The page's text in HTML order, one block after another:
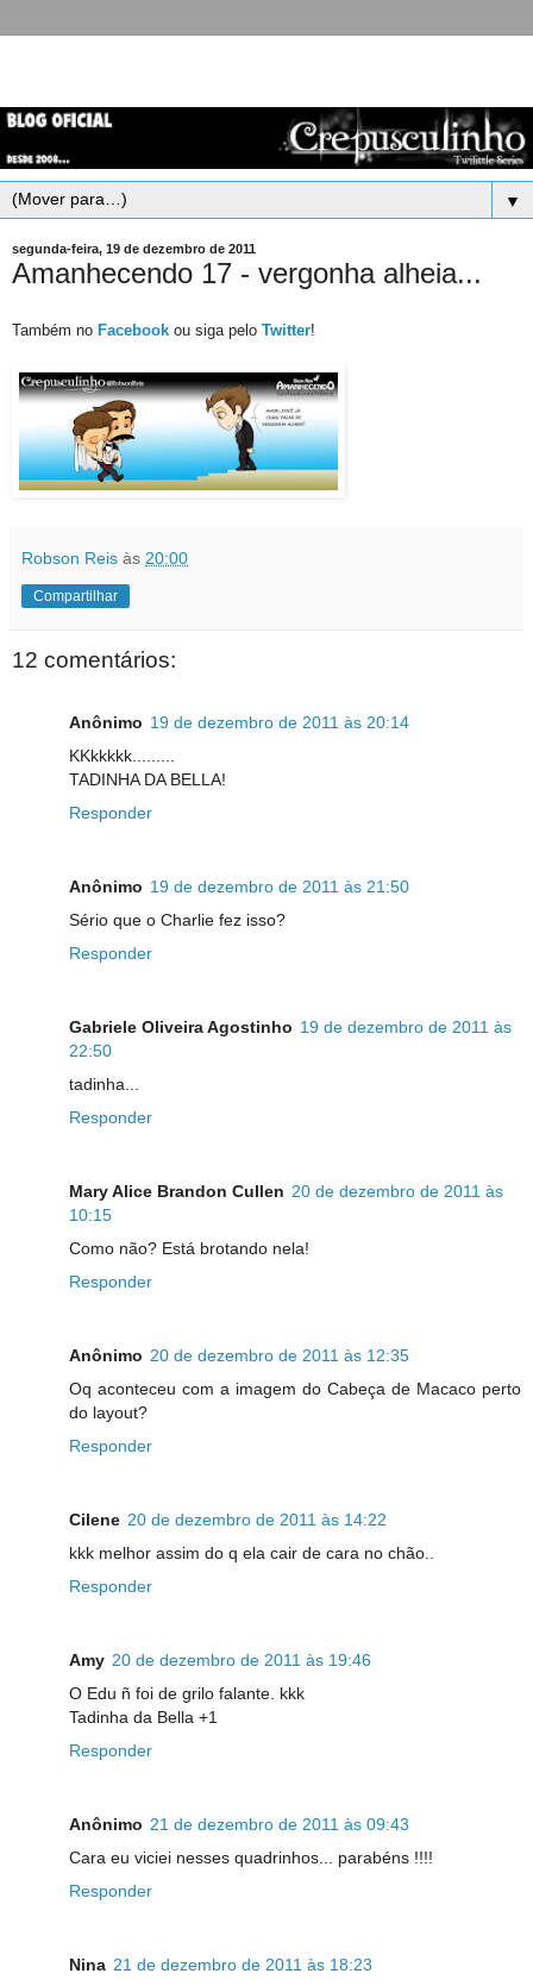
▼
segunda-feira, 19 de dezembro de 2011
Amanhecendo 17 - vergonha alheia...
Também no Facebook ou siga pelo Twitter!
Robson Reis às 20:00
Compartilhar
12 comentários:
Anônimo 19 de dezembro de 2011 às 20:14
KKkkkkk.........
TADINHA DA BELLA!
Responder
Anônimo 19 de dezembro de 2011 às 21:50
Sério que o Charlie fez isso?
Responder
Gabriele Oliveira Agostinho 19 de dezembro de 2011 às
22:50
tadinha...
Responder
Mary Alice Brandon Cullen 20 de dezembro de 2011 às
10:15
Como não? Está brotando nela!
Responder
Anônimo 20 de dezembro de 2011 às 12:35
Oq aconteceu com a imagem do Cabeça de Macaco perto
do layout?
Responder
Cilene 20 de dezembro de 2011 às 14:22
kkk melhor assim do q ela cair de cara no chão..
Responder
Amy 20 de dezembro de 2011 às 19:46
O Edu ñ foi de grilo falante. kkk
Tadinha da Bella +1
Responder
Anônimo 21 de dezembro de 2011 às 09:43
Cara eu viciei nesses quadrinhos... parabéns !!!!
Responder
Nina 21 de dezembro de 2011 às 18:23